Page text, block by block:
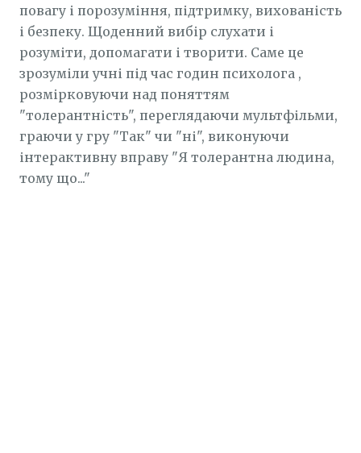
повагу і порозуміння, підтримку, вихованість
і безпеку. Щоденний вибір слухати і
розуміти, допомагати і творити. Саме це
зрозуміли учні під час годин психолога ,
розмірковуючи над поняттям
"толерантність", переглядаючи мультфільми,
граючи у гру "Так" чи "ні", виконуючи
інтерактивну вправу "Я толерантна людина,
тому що..."